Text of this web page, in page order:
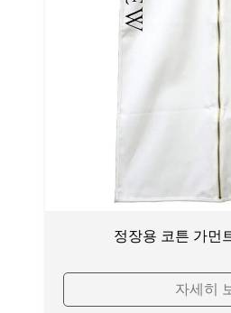
정장용 코튼 가먼
자세히